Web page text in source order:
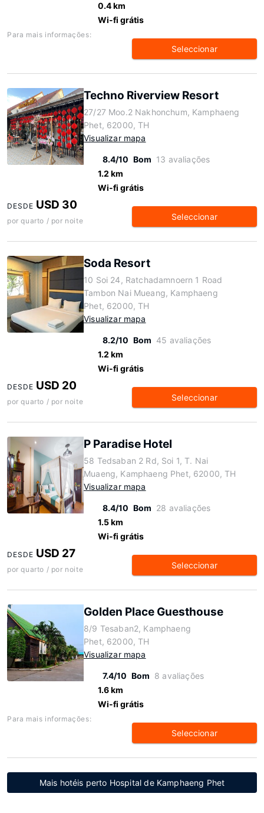
0.4 km
Wi-fi grátis
Para mais informações:
Seleccionar
Techno Riverview Resort
27/27 Moo.2 Nakhonchum, Kamphaeng
Phet, 62000, TH
Visualizar mapa
8.4/10 Bom 13 avaliações
1.2 km
Wi-fi grátis
DESDE USD 30
por quarto / por noite Seleccionar
Soda Resort
10 Soi 24, Ratchadamnoern 1 Road
Tambon Nai Mueang, Kamphaeng
Phet, 62000, TH
Visualizar mapa
8.2/10 Bom 45 avaliações
1.2 km
Wi-fi grátis
DESDE USD 20
por quarto / por noite Seleccionar
P Paradise Hotel
58 Tedsaban 2 Rd, Soi 1, T. Nai
Muaeng, Kamphaeng Phet, 62000, TH
Visualizar mapa
8.4/10 Bom 28 avaliações
1.5 km
Wi-fi grátis
DESDE USD 27
por quarto / por noite Seleccionar
Golden Place Guesthouse
8/9 Tesaban2, Kamphaeng
Phet, 62000, TH
Visualizar mapa
7.4/10 Bom 8 avaliações
1.6 km
Wi-fi grátis
Para mais informações:
Seleccionar
Mais hotéis perto Hospital de Kamphaeng Phet